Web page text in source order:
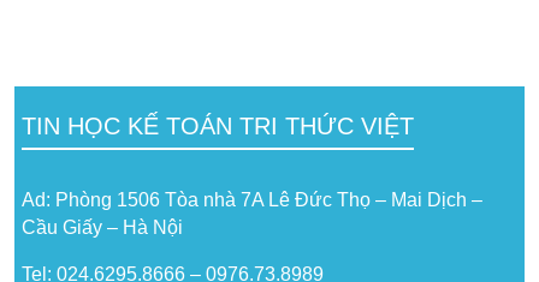
TIN HỌC KẾ TOÁN TRI THỨC VIỆT
Ad: Phòng 1506 Tòa nhà 7A Lê Đức Thọ – Mai Dịch –
Cầu Giấy – Hà Nội
Tel: 024.6295.8666 – 0976.73.8989